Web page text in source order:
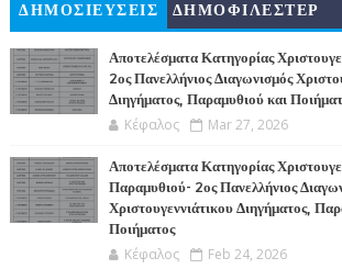
ΔΗΜΟΣΙΕΥΣΕΙΣ
ΔΗΜΟΦΙΛΕΣΤΕΡ
Αποτελέσματα Κατηγορίας
2ος Πανελλήνιος Διαγωνισμός
Διηγήματος, Παραμυθιού και
Κέφαλος Mar 27, 2026
Αποτελέσματα Κατηγορίας
Παραμυθιού- 2ος Πανελλήνιος
Χριστουγεννιάτικου Διηγήματος,
Ποιήματος
Κέφαλος Feb 24, 2026